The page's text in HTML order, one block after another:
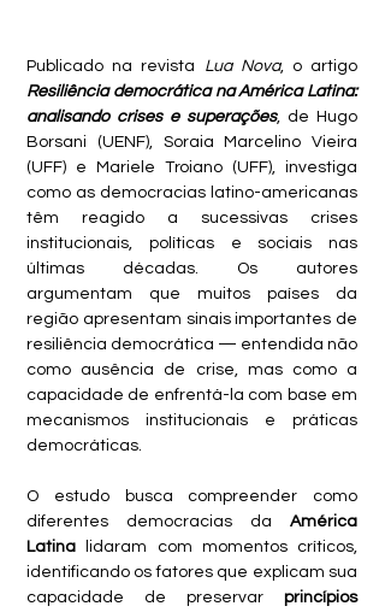
Publicado na revista Lua Nova
Resiliência democrática na América Latina:
analisando crises e superações, de Hugo
Borsani (UENF), Soraia Marcelino Vieira
(UFF) e Mariele Troiano (UFF), investiga
como as democracias latino-americanas
têm reagido a sucessivas crises
institucionais, políticas e sociais nas
últimas décadas. Os autores
argumentam que muitos países da
região apresentam sinais importantes de
resiliência democrática — entendida não
como ausência de crise, mas como a
capacidade de enfrentá-la com base em
mecanismos institucionais e práticas
democráticas.
O estudo busca compreender como
diferentes democracias da América
Latina
lidaram com momentos críticos,
identificando os fatores que explicam sua
capacidade de preservar princípios